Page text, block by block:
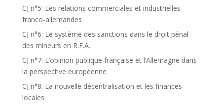
CJ n°5: Les relations commerciales et industrielles
franco-allemandes
CJ n°6: Le système des sanctions dans le droit pénal
des mineurs en R.F.A.
CJ n°7: L’opinion publique française et l’Allemagne dans
la perspective européenne
CJ n°8: La nouvelle décentralisation et les finances
locales